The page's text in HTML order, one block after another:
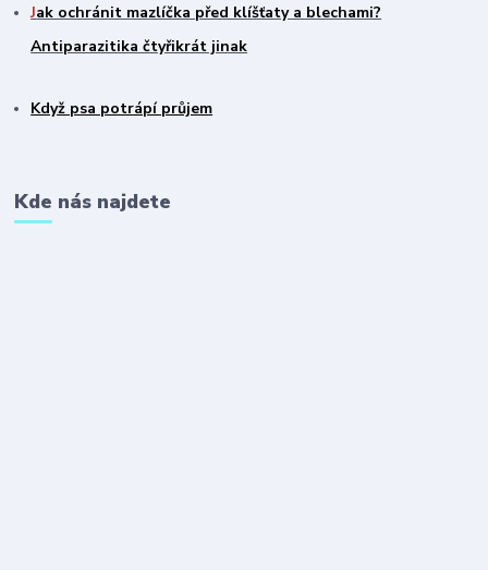
Jak ochránit mazlíčka před klíšťaty a blechami?
Antiparazitika čtyřikrát jinak
Když psa potrápí průjem
Kde nás najdete